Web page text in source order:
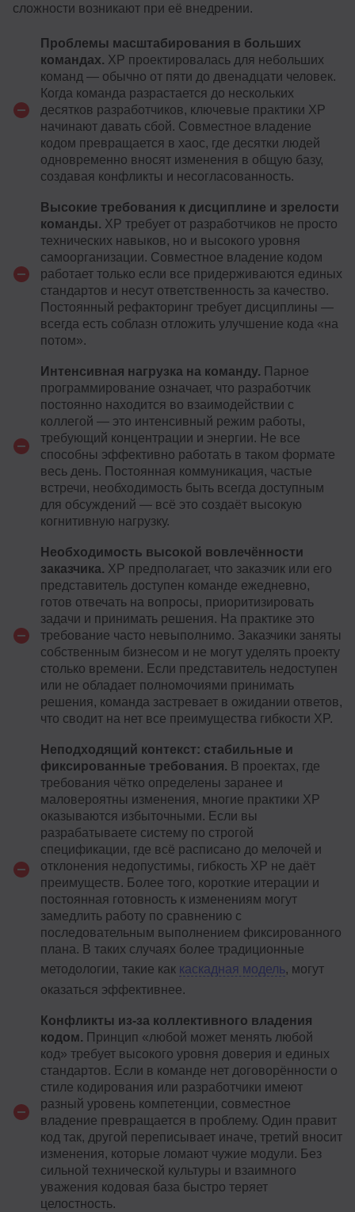
сложности возникают при её внедрении.
Проблемы масштабирования в больших
командах. XP проектировалась для небольших
команд — обычно от пяти до двенадцати человек.
Когда команда разрастается до нескольких
десятков разработчиков, ключевые практики XP
начинают давать сбой. Совместное владение
кодом превращается в хаос, где десятки людей
одновременно вносят изменения в общую базу,
создавая конфликты и несогласованность.
Высокие требования к дисциплине и зрелости
команды. XP требует от разработчиков не просто
технических навыков, но и высокого уровня
самоорганизации. Совместное владение кодом
работает только если все придерживаются единых
стандартов и несут ответственность за качество.
Постоянный рефакторинг требует дисциплины —
всегда есть соблазн отложить улучшение кода «на
потом».
Интенсивная нагрузка на команду. Парное
программирование означает, что разработчик
постоянно находится во взаимодействии с
коллегой — это интенсивный режим работы,
требующий концентрации и энергии. Не все
способны эффективно работать в таком формате
весь день. Постоянная коммуникация, частые
встречи, необходимость быть всегда доступным
для обсуждений — всё это создаёт высокую
когнитивную нагрузку.
Необходимость высокой вовлечённости
заказчика. XP предполагает, что заказчик или его
представитель доступен команде ежедневно,
готов отвечать на вопросы, приоритизировать
задачи и принимать решения. На практике это
требование часто невыполнимо. Заказчики заняты
собственным бизнесом и не могут уделять проекту
столько времени. Если представитель недоступен
или не обладает полномочиями принимать
решения, команда застревает в ожидании ответов,
что сводит на нет все преимущества гибкости XP.
Неподходящий контекст: стабильные и
фиксированные требования. В проектах, где
требования чётко определены заранее и
маловероятны изменения, многие практики XP
оказываются избыточными. Если вы
разрабатываете систему по строгой
спецификации, где всё расписано до мелочей и
отклонения недопустимы, гибкость XP не даёт
преимуществ. Более того, короткие итерации и
постоянная готовность к изменениям могут
замедлить работу по сравнению с
последовательным выполнением фиксированного
плана. В таких случаях более традиционные
методологии, такие как каскадная модель, могут
оказаться эффективнее.
Конфликты из-за коллективного владения
кодом. Принцип «любой может менять любой
код» требует высокого уровня доверия и единых
стандартов. Если в команде нет договорённости о
стиле кодирования или разработчики имеют
разный уровень компетенции, совместное
владение превращается в проблему. Один правит
код так, другой переписывает иначе, третий вносит
изменения, которые ломают чужие модули. Без
сильной технической культуры и взаимного
уважения кодовая база быстро теряет
целостность.